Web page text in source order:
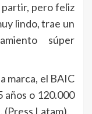
pero feliz
lindo, trae un
súper
marca, el BAIC
años o 120.000
Latam).